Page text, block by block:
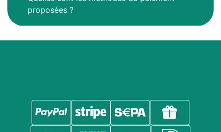
proposées ?